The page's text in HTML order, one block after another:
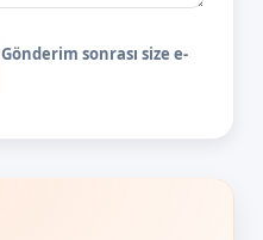
Gönderim sonrası size e-